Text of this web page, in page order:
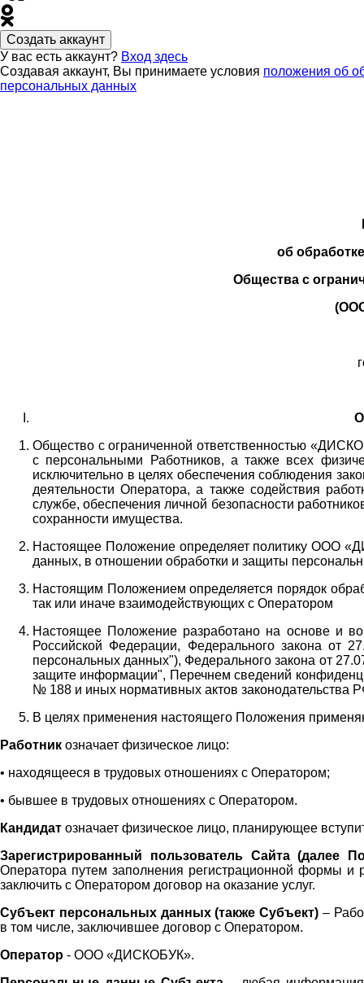
Создать аккаунт
У вас есть аккаунт? Вход здесь
Создавая аккаунт, Вы принимаете условия положения об
персональных данных
об
Общества с
Общество с ограниченной ответственностью
с персональными Работников, а также всех
исключительно в целях обеспечения соблюдения
деятельности Оператора,а также содействия
службе, обеспечения личной безопасности
сохранности имущества.
Настоящее Положение определяет политику ООО
данных, в отношении обработки и защиты
Настоящим Положением определяется порядок
так или иначе взаимодействующих с Оператором
Настоящее Положение разработано на основе и во
Российской Федерации, Федерального закона
персональных данных"), Федерального закона от
защите информации", Перечнем сведений
№ 188 и иных нормативных актов законодательства
В целях применения настоящего Положения
Работник означает физическое лицо:
• находящееся в трудовых отношениях с Оператором;
• бывшее в трудовых отношениях с Оператором.
Кандидат означает физическое лицо, планирующее
Зарегистрированный пользователь Сайта (далее
Оператора путем заполнения регистрационной формы и
заключить с Оператором договор на оказание услуг.
Субъект персональных данных (также Субъект) –
в том числе, заключившее договор с Оператором.
Оператор - ООО «ДИСКОБУК».